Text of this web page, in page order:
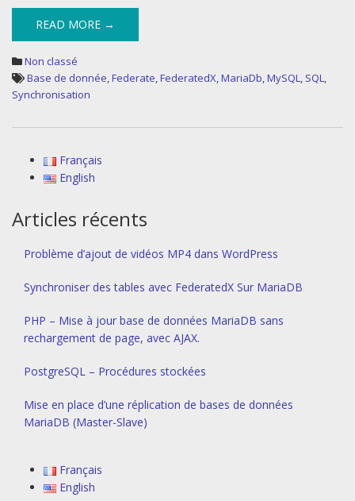
READ MORE →
Non classé
Base de donnée,Federate,FederatedX,MariaDb,MySQL, SQL,
Synchronisation
Français
English
Articles récents
Problème d’ajout de vidéos MP4 dans WordPress
Synchroniser des tables avec FederatedX Sur MariaDB
PHP – Mise à jour base de données MariaDB sans
rechargement de page, avec AJAX.
PostgreSQL – Procédures stockées
Mise en place d’une réplication de bases de données
MariaDB (Master-Slave)
Français
English